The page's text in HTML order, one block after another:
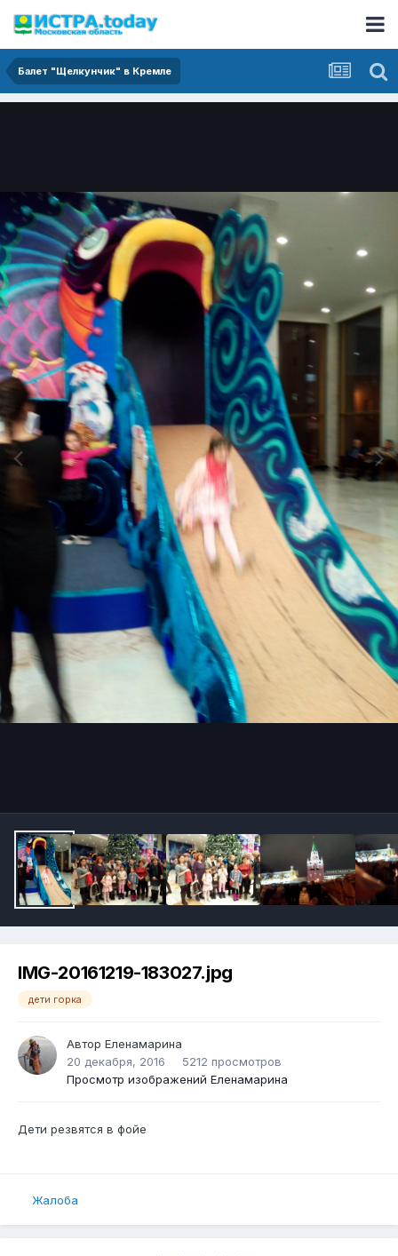
Балет "Щелкунчик" в Кремле
IMG-20161219-183027.jpg
дети горка
Автор Еленамарина
20 декабря, 2016
5212 просмотров
Просмотр изображений Еленамарина
Дети резвятся в фойе
Жалоба